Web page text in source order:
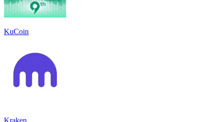
KuCoin
Kraken